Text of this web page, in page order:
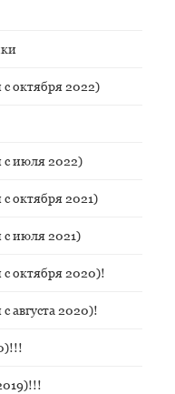
октября 2022)
с июля 2022)
октября 2021)
с июля 2021)
октября 2020)!
августа 2020)!